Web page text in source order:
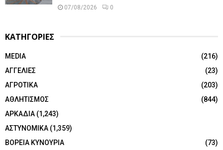
07/08/2026 0
ΚΑΤΗΓΟΡΙΕΣ
MEDIA
(216)
ΑΓΓΕΛΙΕΣ
(23)
ΑΓΡΟΤΙΚΑ
(203)
ΑΘΛΗΤΙΣΜΟΣ
(844)
ΑΡΚΑΔΙΑ (1,243)
ΑΣΤΥΝΟΜΙΚΑ (1,359)
ΒΟΡΕΙΑ ΚΥΝΟΥΡΙΑ
(73)